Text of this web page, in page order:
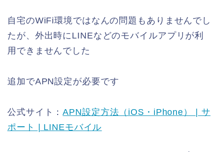
自宅のWiFi環境ではなんの問題もありませんでし
たが、外出時にLINEなどのモバイルアプリが利
用できませんでした
追加でAPN設定が必要です
公式サイト：APN設定方法（iOS・iPhone） | サ
ポート | LINEモバイル